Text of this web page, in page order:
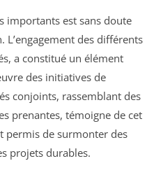
importants est sans doute
L’engagement des différents
a constitué un élément
des initiatives de
conjoints, rassemblant des
prenantes, témoigne de cet
permis de surmonter des
projets durables.